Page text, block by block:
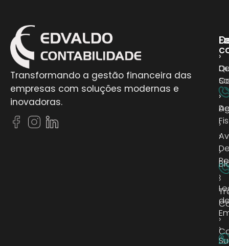
Transformando a gestão financeira das
empresas com soluções modernas e
inovadoras.
›
›
›
›
›
›
›
›
›
›
›